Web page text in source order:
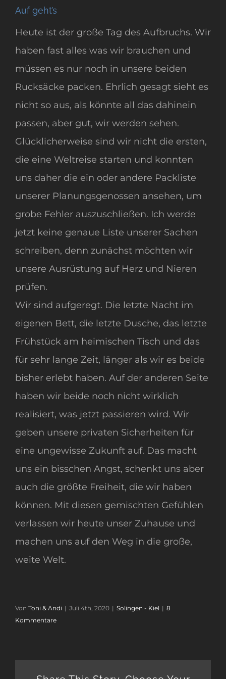
Auf geht’s
Heute ist der große Tag des Aufbruchs. Wir
haben fast alles was wir brauchen und
müssen es nur noch in unsere beiden
Rucksäcke packen. Ehrlich gesagt sieht es
nicht so aus, als könnte all das dahinein
passen, aber gut, wir werden sehen.
Glücklicherweise sind wir nicht die ersten,
die eine Weltreise starten und konnten
uns daher die ein oder andere Packliste
unserer Planungsgenossen ansehen, um
grobe Fehler auszuschließen. Ich werde
jetzt keine genaue Liste unserer Sachen
schreiben, denn zunächst möchten wir
unsere Ausrüstung auf Herz und Nieren
prüfen.
Wir sind aufgeregt. Die letzte Nacht im
eigenen Bett, die letzte Dusche, das letzte
Frühstück am heimischen Tisch und das
für sehr lange Zeit, länger als wir es beide
bisher erlebt haben. Auf der anderen Seite
haben wir beide noch nicht wirklich
realisiert, was jetzt passieren wird. Wir
geben unsere privaten Sicherheiten für
eine ungewisse Zukunft auf. Das macht
uns ein bisschen Angst, schenkt uns aber
auch die größte Freiheit, die wir haben
können. Mit diesen gemischten Gefühlen
verlassen wir heute unser Zuhause und
machen uns auf den Weg in die große,
weite Welt.
Von Toni & Andi | Juli 4th, 2020 | Solingen - Kiel | 8
Kommentare